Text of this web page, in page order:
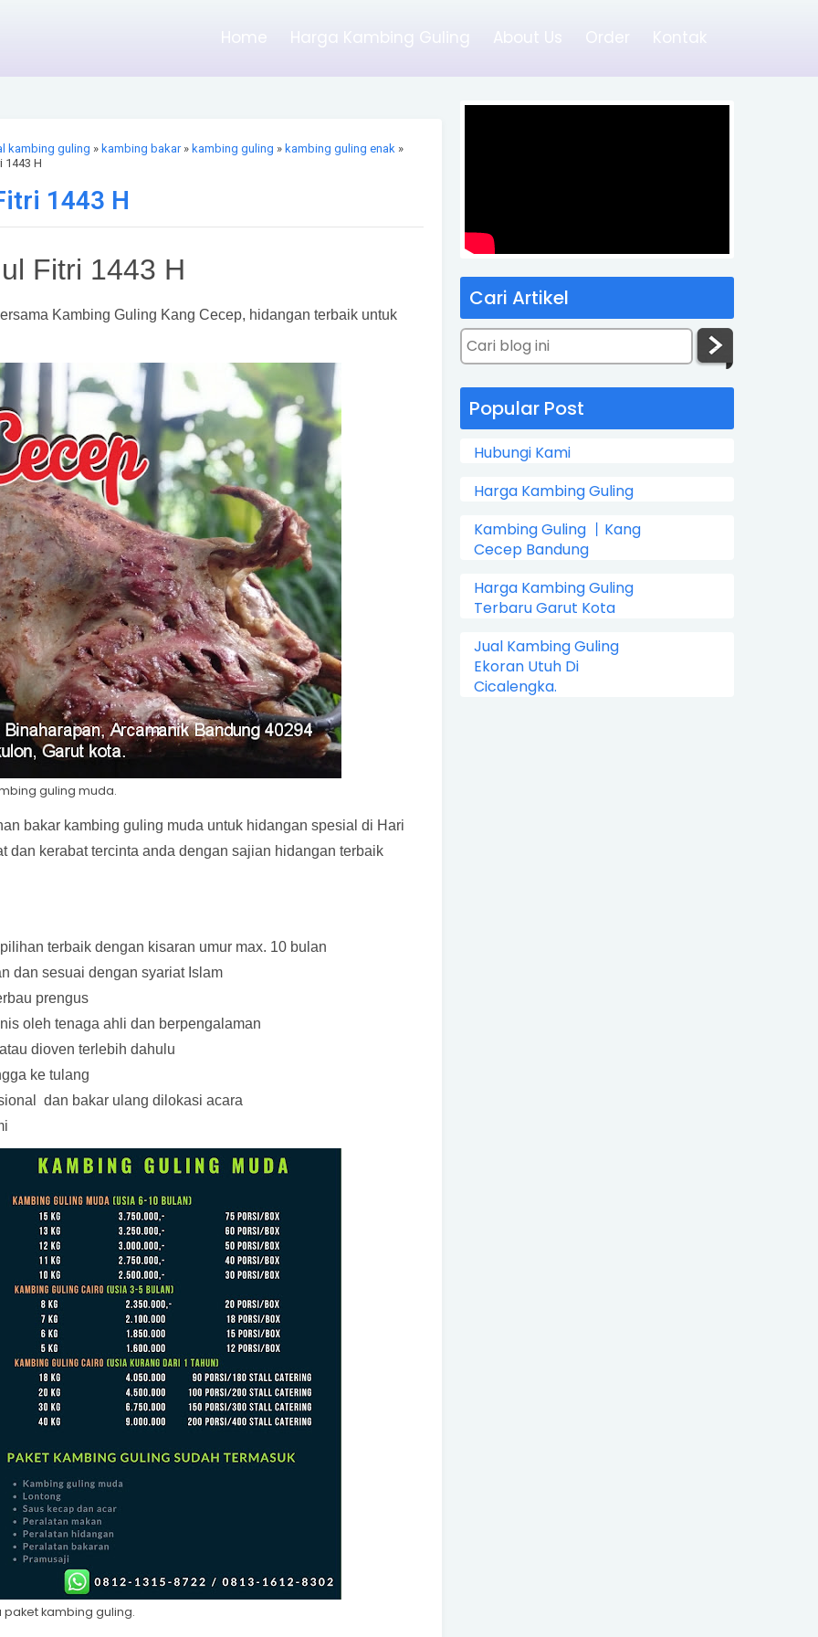
Home Harga Kambing Guling About Us Order Kontak
kambing guling » kambing bakar» kambing guling » kambing guling enak »
1443 H
1443 H
Fitri 1443 H
Kambing Guling Kang Cecep, hidangan terbaik untuk
guling muda.
bakar kambing guling muda untuk hidangan spesial di Hari
dan kerabat tercinta anda dengan sajian hidangan terbaik
terbaik dengan kisaran umur max. 10 bulan
dan sesuai dengan syariat Islam
prengus
oleh tenaga ahli dan berpengalaman
dioven terlebih dahulu
ke tulang
dan bakar ulang dilokasi acara
paket kambing guling.
Cari Artikel
Popular Post
Hubungi Kami
Harga Kambing Guling
Kambing Guling 丨Kang
Cecep Bandung
Harga Kambing Guling
Terbaru Garut Kota
Jual Kambing Guling
Ekoran Utuh Di
Cicalengka.